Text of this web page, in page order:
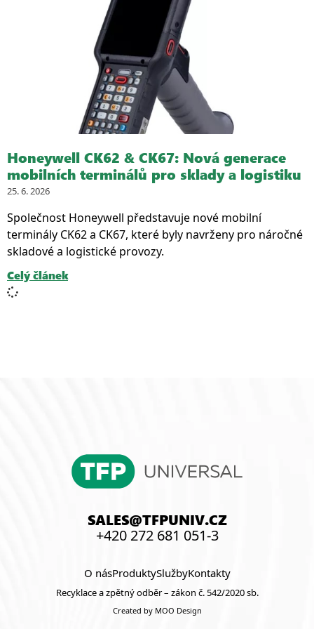
Honeywell CK62 & CK67: Nová generace
mobilních terminálů pro sklady a logistiku
25. 6. 2026
Společnost Honeywell představuje nové mobilní
terminály CK62 a CK67, které byly navrženy pro náročné
skladové a logistické provozy.
Celý článek
SALES@TFPUNIV.CZ
+420 272 681 051-3
O násProduktySlužbyKontakty
Recyklace a zpětný odběr – zákon č. 542/2020 sb.
Created by MOO Design